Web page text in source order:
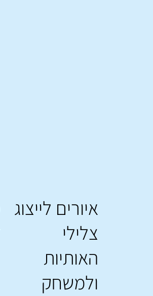
איורים לייצוג
צלילי
האותיות
ולמשחק